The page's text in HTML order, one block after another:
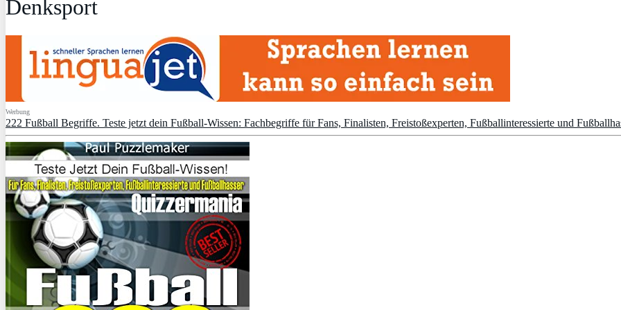
Denksport
Werbung
222 Fußball Begriffe. Teste jetzt dein Fußball-Wissen: Fachbegriffe für Fans, Finalisten, Freistoßexperten, Fußballinteressierte und